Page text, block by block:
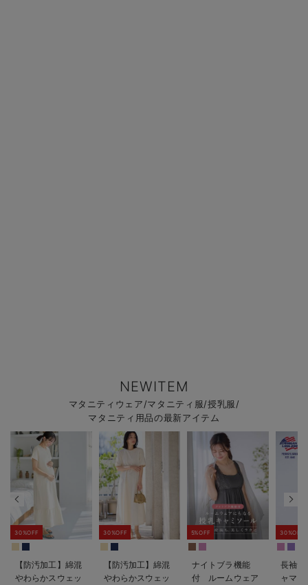
NEWITEM
マタニティウェア/マタニティ服/授乳服/
マタニティ用品の最新アイテム
30%OFF
【防汚加工】綿混
やわらかスウェッ
30%OFF
【防汚加工】綿混
やわらかスウェッ
5%OFF
ナイトブラ機能
付 ルームウェア
30%OFF
長袖サ
ャマ